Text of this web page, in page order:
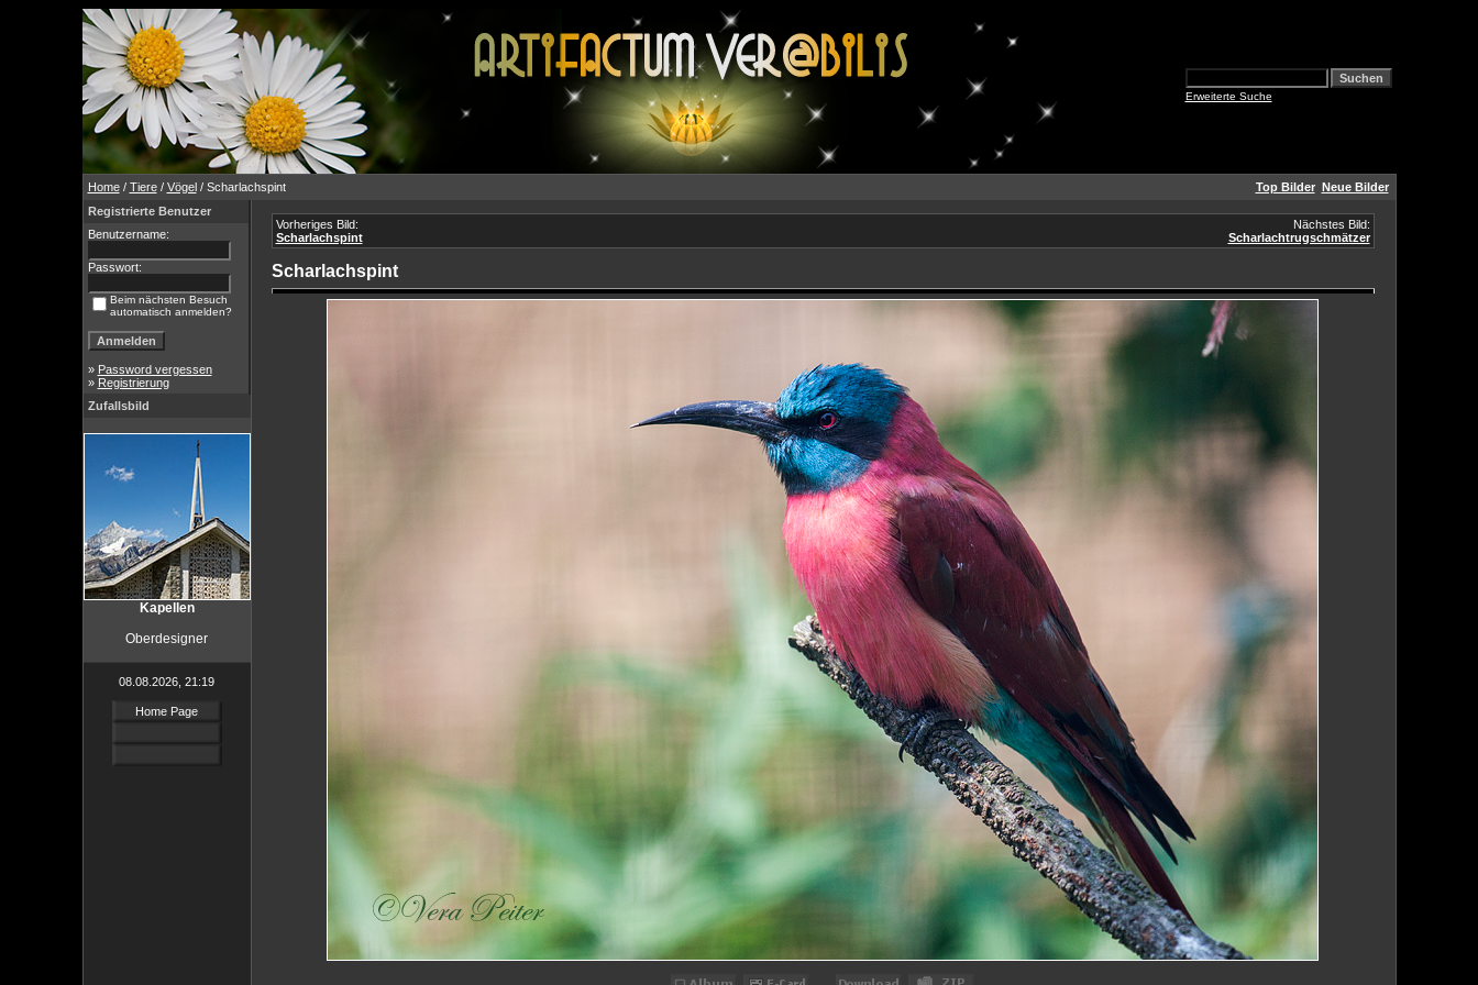
Erweiterte Suche
Home/ Tiere/ Vögel/ Scharlachspint Top Bilder Neue Bilder
Registrierte Benutzer
Benutzername:
Passwort:
Beim nächsten Besuch
automatisch anmelden?
» Password vergessen
» Registrierung
Zufallsbild
Kapellen
Oberdesigner
08.08.2026, 21:19
Home Page
Vorheriges Bild:
Scharlachspint
Nächstes Bild:
Scharlachtrugschmätzer
Scharlachspint